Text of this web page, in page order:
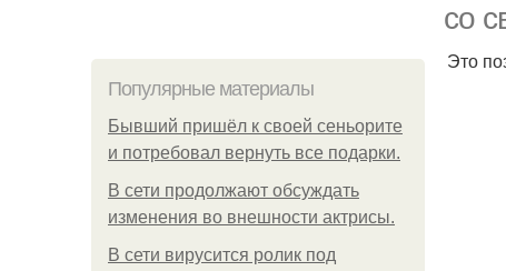
со
Популярные материалы
Бывший пришёл к своей сеньорите
и потребовал вернуть все подарки.
В сети продолжают обсуждать
изменения во внешности актрисы.
В сети вирусится ролик под
Это